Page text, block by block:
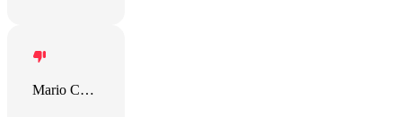
Mario Celso Jr